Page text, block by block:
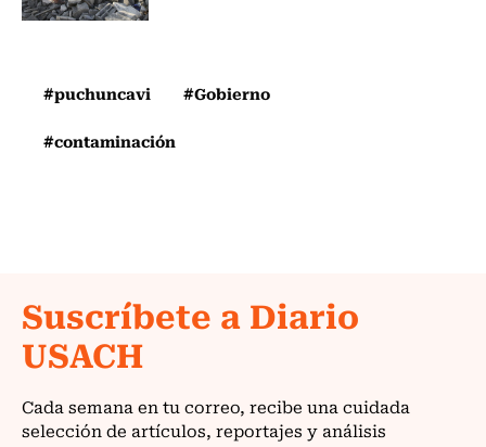
#puchuncavi
#Gobierno
#contaminación